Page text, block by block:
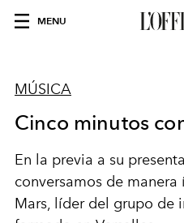
MENU
MÚSICA
Cinco minutos
En la previa a su
conversamos de
Mars, líder del grupo de